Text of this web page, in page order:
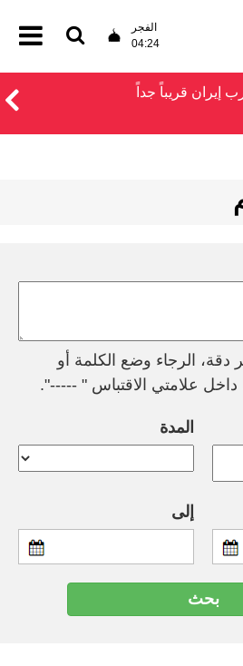
الفجر
04:24
إيران قريباً جداً
دقة، الرجاء وضع الكلمة أو
داخل علامتي الاقتباس " -----".
المدة
إلى